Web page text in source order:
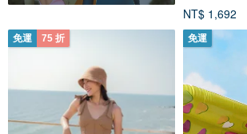
NT$ 1,692
免運 75 折 免運